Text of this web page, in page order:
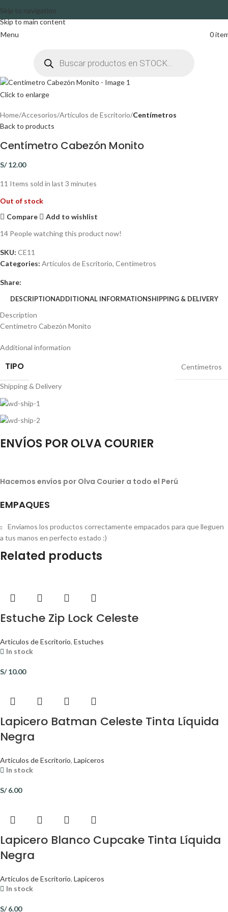
Skip to navigation
Skip to main content
Menu
0
Click to enlarge
Home Accesorios Artículos de Escritorio Centímetros
Back to products
Centímetro Cabezón Monito
S/12.00
11 Items sold in last 3 minutes
Out of stock
Compare
Add to wishlist
14 People watching this product now!
SKU: CE11
Categories: Artículos de Escritorio, Centímetros
Share:
DESCRIPTIONADDITIONAL INFORMATIONSHIPPING & DELIVERY
Description
Centímetro Cabezón Monito
Additional information
TIPO Centímetros
Shipping & Delivery
ENVÍOS POR OLVA COURIER
Hacemos envíos por Olva Courier a todo el Perú
EMPAQUES
Enviamos los productos correctamente empacados para que lleguen
a tus manos en perfecto estado :)
Related products
Estuche Zip Lock Celeste
Artículos de Escritorio, Estuches
In stock
S/10.00
Lapicero Batman Celeste Tinta Líquida
Negra
Artículos de Escritorio, Lapiceros
In stock
S/6.00
Lapicero Blanco Cupcake Tinta Líquida
Negra
Artículos de Escritorio, Lapiceros
In stock
S/6.00